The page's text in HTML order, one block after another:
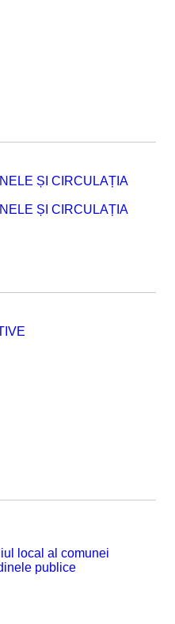
ȘI CIRCULAȚIA
ȘI CIRCULAȚIA
local al comunei
publice